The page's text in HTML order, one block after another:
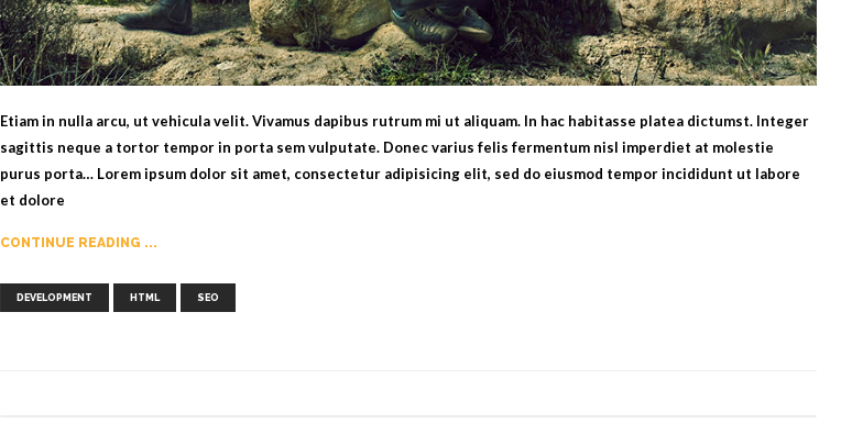
Etiam in nulla arcu, ut vehicula velit. Vivamus dapibus rutrum mi ut aliquam. In hac habitasse platea dictumst. Integer
sagittis neque a tortor tempor in porta sem vulputate. Donec varius felis fermentum nisl imperdiet at molestie
purus porta… Lorem ipsum dolor sit amet, consectetur adipisicing elit, sed do eiusmod tempor incididunt ut labore
et dolore
CONTINUE READING ...
DEVELOPMENT HTML SEO